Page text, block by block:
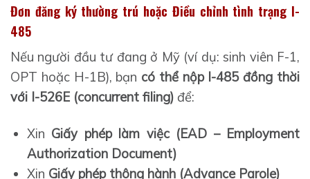
Đơn đăng ký thường trú hoặc Điều chỉnh tình trạng I-
485
Nếu người đầu tư đang ở Mỹ (ví dụ: sinh viên F-1,
OPT hoặc H-1B), bạn có thể nộp I-485 đồng thời
với I-526E (concurrent filing) để:
Xin Giấy phép làm việc (EAD – Employment
Authorization Document)
Xin Giấy phép thông hành (Advance Parole)